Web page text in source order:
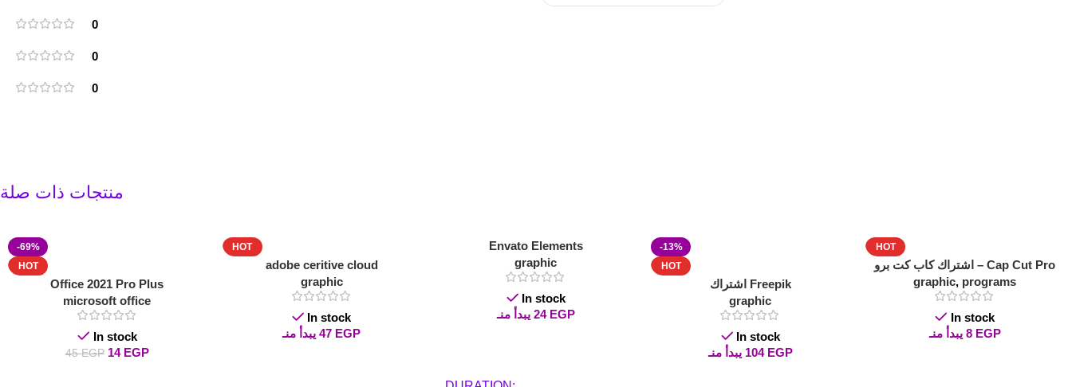
0
0
0
منتجات ذات صلة
-69%
HOT
Office 2021 Pro Plus
microsoft office
In stock
45EGP 14 EGP
HOT
adobe ceritive cloud
graphic
In stock
يبدأ منـ47 EGP
Envato Elements
graphic
In stock
يبدأ منـ 24 EGP
-13%
HOT
اشتراك Freepik
graphic
In stock
يبدأ منـ 104 EGP
HOT
اشتراك كاب كت برو – Cap Cut Pro
graphic, programs
In stock
يبدأ منـ 8 EGP